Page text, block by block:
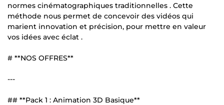
normes cinématographiques traditionnelles . Cette
méthode nous permet de concevoir des vidéos qui
marient innovation et précision, pour mettre en valeur
vos idées avec éclat .
# **NOS OFFRES**
---
## **Pack 1 : Animation 3D Basique**